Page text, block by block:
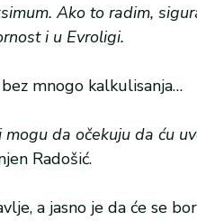
Ako to radim,
i u Evroligi.
mnogo kalkulisanja…
da očekuju da ću
Radošić.
a jasno je da će se